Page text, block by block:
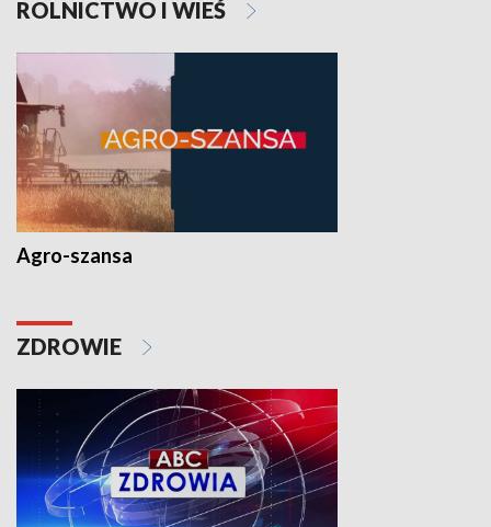
ROLNICTWO I WIEŚ
Agro-szansa
ZDROWIE